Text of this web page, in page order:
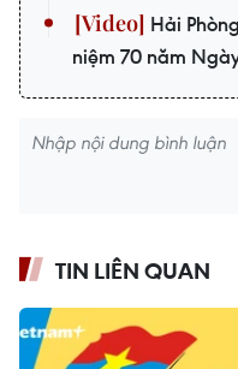
Hải
niệm 70 năm
TIN LIÊN QUAN